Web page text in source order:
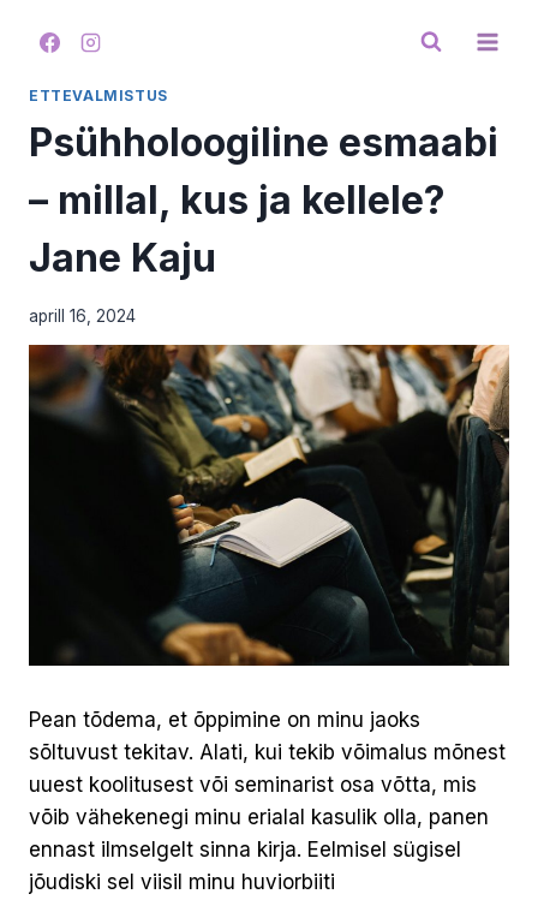
ETTEVALMISTUS
Psühholoogiline esmaabi
– millal, kus ja kellele?
Jane Kaju
aprill 16, 2024
Pean tõdema, et õppimine on minu jaoks
sõltuvust tekitav. Alati, kui tekib võimalus mõnest
uuest koolitusest või seminarist osa võtta, mis
võib vähekenegi minu erialal kasulik olla, panen
ennast ilmselgelt sinna kirja. Eelmisel sügisel
jõudiski sel viisil minu huviorbiiti